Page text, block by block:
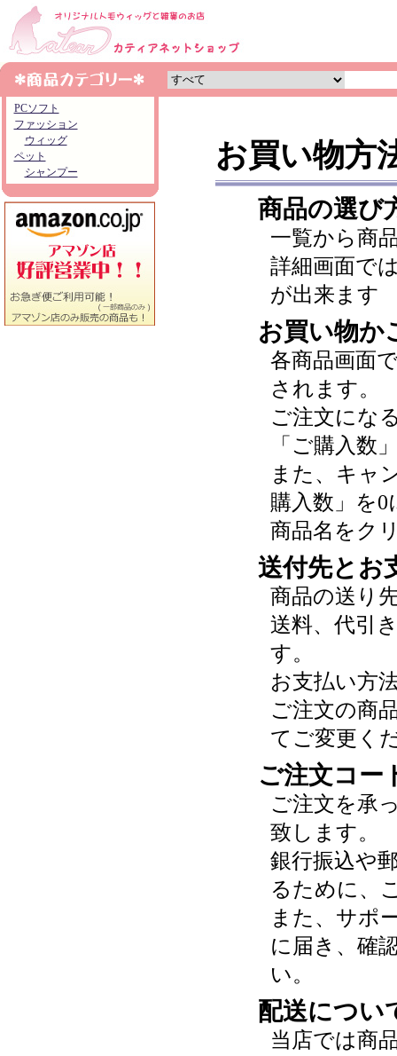
PCソフト
ファッション
ウィッグ
ペット
シャンプー
お買い物方
商品の選び
一覧から商
詳細画面で
が出来ます
お買い物か
各商品画面
されます。
ご注文にな
「ご購入数
また、キャ
購入数」を
商品名をク
送付先とお
商品の送り
送料、代引
す。
お支払い方
ご注文の商
てご変更く
ご注文コー
ご注文を承
致します。
銀行振込や
るために、
また、サポ
に届き、確
い。
配送につい
当店では商